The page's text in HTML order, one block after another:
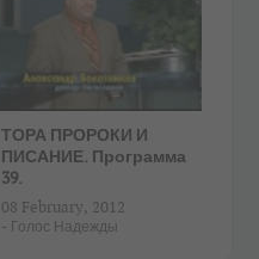
ТОРА ПРОРОКИ И
ПИСАНИЕ. Программа
39.
08 February, 2012
- Голос Надежды